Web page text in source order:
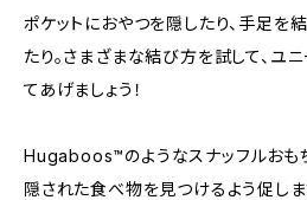
ポケットにおやつを隠したり、手足を
たり。さまざまな結び方を試して、ユ
てあげましょう！
Hugaboos™のようなスナッフルおも
隠された食べ物を見つけるよう促しま